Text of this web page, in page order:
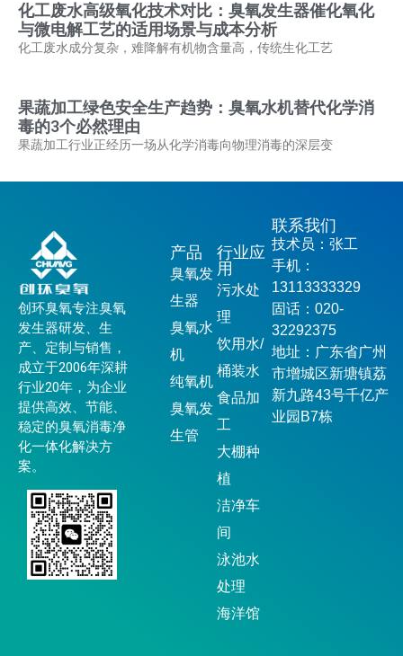
化工废水高级氧化技术对比：臭氧发生器催化氧化
与微电解工艺的适用场景与成本分析
化工废水成分复杂，难降解有机物含量高，传统生化工艺
果蔬加工绿色安全生产趋势：臭氧水机替代化学消
毒的3个必然理由
果蔬加工行业正经历一场从化学消毒向物理消毒的深层变
创环臭氧专注臭氧
发生器研发、生
产、定制与销售，
成立于2006年深耕
行业20年，为企业
提供高效、节能、
稳定的臭氧消毒净
化一体化解决方
案。
产品
臭氧发
生器
臭氧水
机
纯氧机
臭氧发
生管
行业应
用
污水处
理
饮用水/
桶装水
食品加
工
大棚种
植
洁净车
间
泳池水
处理
海洋馆
联系我们
技术员：张工
手机：
13113333329
固话：020-
32292375
地址：广东省广州
市增城区新塘镇荔
新九路43号千亿产
业园B7栋